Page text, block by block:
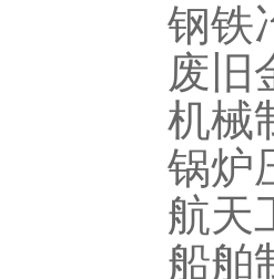
钢铁
废旧
机械
锅炉
航天
船舶